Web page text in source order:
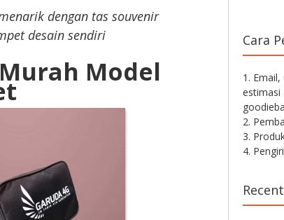
dengan tas souvenir
desain sendiri
Model
Cara
1.
estimasi
2.
3.
4.